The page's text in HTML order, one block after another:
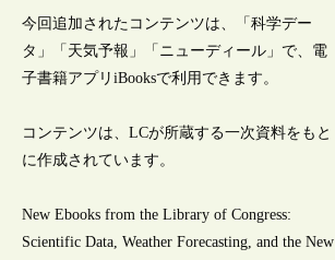
今回追加されたコンテンツは、「科学デー
タ」「天気予報」「ニューディール」で、電
子書籍アプリiBooksで利用できます。
コンテンツは、LCが所蔵する一次資料をもと
に作成されています。
New Ebooks from the Library of Congress:
Scientific Data, Weather Forecasting, and the New